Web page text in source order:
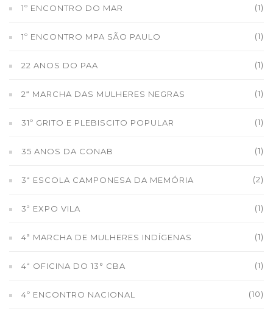
1º ENCONTRO DO MAR (1)
1º ENCONTRO MPA SÃO PAULO (1)
22 ANOS DO PAA (1)
2ª MARCHA DAS MULHERES NEGRAS (1)
31º GRITO E PLEBISCITO POPULAR (1)
35 ANOS DA CONAB (1)
3ª ESCOLA CAMPONESA DA MEMÓRIA (2)
3ª EXPO VILA (1)
4ª MARCHA DE MULHERES INDÍGENAS (1)
4ª OFICINA DO 13° CBA (1)
4º ENCONTRO NACIONAL (10)